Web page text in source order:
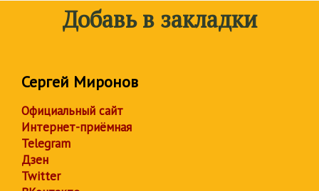
Добавь в закладки
Сергей Миронов
Официальный сайт
Интернет-приёмная
Telegram
Дзен
Twitter